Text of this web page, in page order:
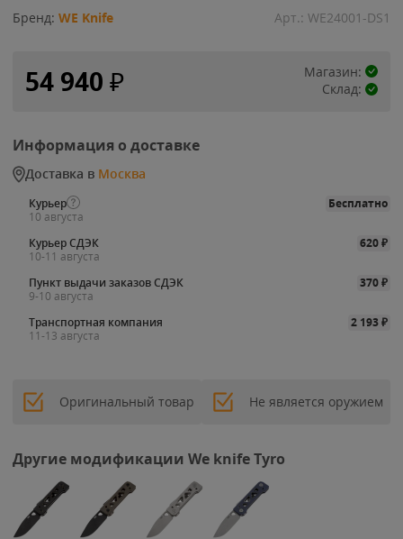
Бренд: WE Knife Арт.: WE24001-DS1
54 940 ₽
Магазин:
Склад:
Информация о доставке
Доставка в Москва
Курьер
Бесплатно
10 августа
Курьер СДЭК
620₽
10-11 августа
Пункт выдачи заказов СДЭК
370₽
9-10 августа
Транспортная компания
2 193₽
11-13 августа
Оригинальный товар Не является оружием
Другие модификации We knife Tyro